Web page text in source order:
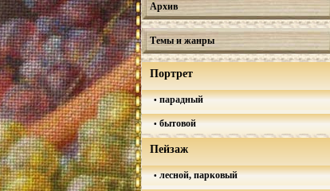
Архив
Темы и жанры
Портрет
парадный
бытовой
Пейзаж
лесной, парковый